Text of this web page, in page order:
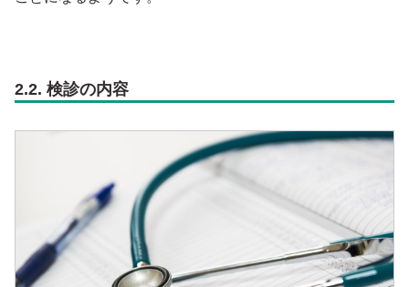
2.2. 検診の内容